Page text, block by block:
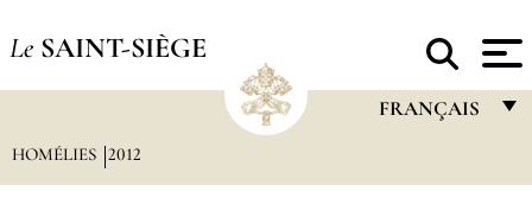
Le SAINT-SIÈGE
FRANÇAIS
HOMÉLIES 2012